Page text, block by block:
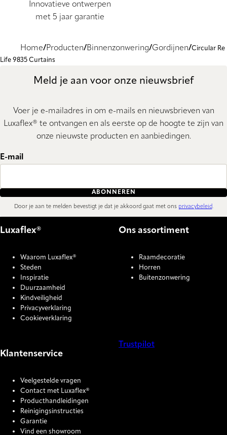
Innovatieve ontwerpen
met 5 jaar garantie
Home Producten Binnenzonwering Gordijnen Circular Re
Life 9835 Curtains
Meld je aan voor onze nieuwsbrief
Voer je e-mailadres in om e-mails en nieuwsbrieven van
Luxaflex® te ontvangen en als eerste op de hoogte te zijn van
onze nieuwste producten en aanbiedingen.
E-mail
ABONNEREN
Door je aan te melden bevestigt je dat je akkoord gaat met ons privacybeleid.
Luxaflex®
Waarom Luxaflex®
Steden
Inspiratie
Duurzaamheid
Kindveiligheid
Privacyverklaring
Cookieverklaring
Ons assortiment
Raamdecoratie
Horren
Buitenzonwering
Klantenservice
Veelgestelde vragen
Contact met Luxaflex®
Producthandleidingen
Reinigingsinstructies
Garantie
Vind een showroom
Trustpilot